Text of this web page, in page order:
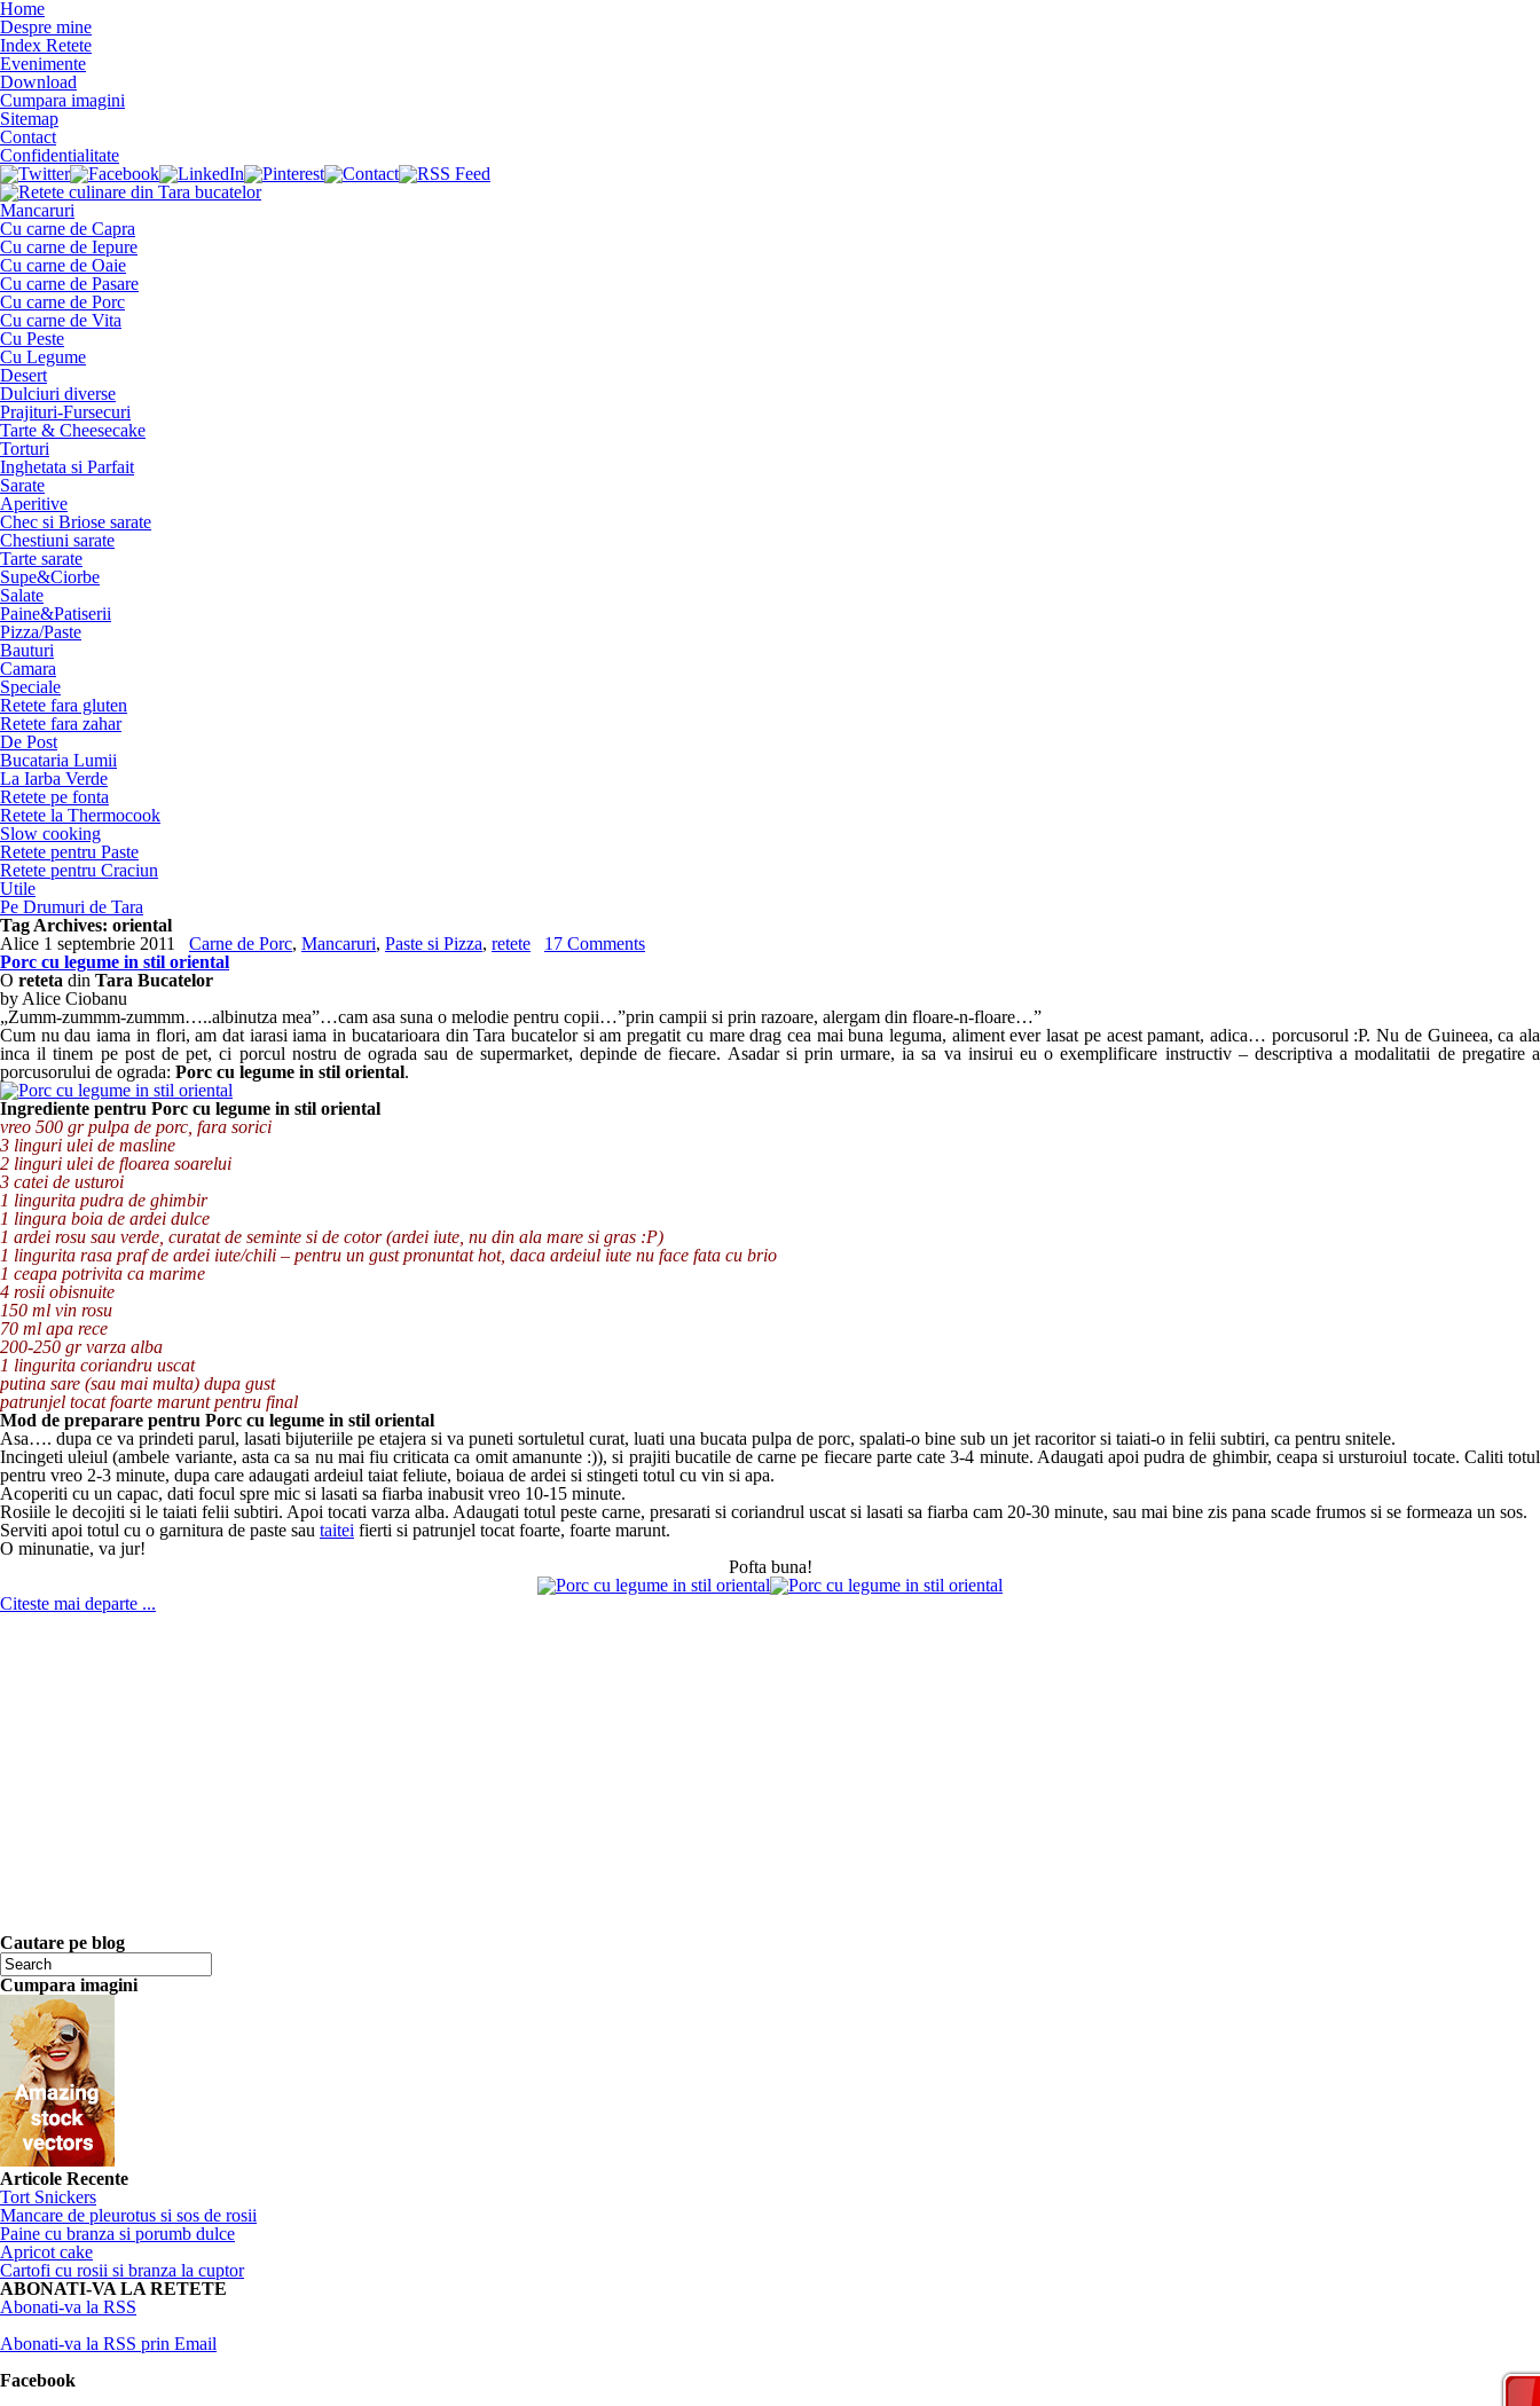
Home
Despre mine
Index Retete
Evenimente
Download
Cumpara imagini
Sitemap
Contact
Confidentialitate
Mancaruri
Cu carne de Capra
Cu carne de Iepure
Cu carne de Oaie
Cu carne de Pasare
Cu carne de Porc
Cu carne de Vita
Cu Peste
Cu Legume
Desert
Dulciuri diverse
Prajituri-Fursecuri
Tarte & Cheesecake
Torturi
Inghetata si Parfait
Sarate
Aperitive
Chec si Briose sarate
Chestiuni sarate
Tarte sarate
Supe&Ciorbe
Salate
Paine&Patiserii
Pizza/Paste
Bauturi
Camara
Speciale
Retete fara gluten
Retete fara zahar
De Post
Bucataria Lumii
La Iarba Verde
Retete pe fonta
Retete la Thermocook
Slow cooking
Retete pentru Paste
Retete pentru Craciun
Utile
Pe Drumuri de Tara
Tag Archives: oriental
Alice 1 septembrie 2011 Carne de Porc, Mancaruri, Paste si Pizza, retete
17 Comments
Porc cu legume in stil oriental
O reteta din Tara Bucatelor
by Alice Ciobanu
„Zumm-zummm-zummm…..albinutza mea”…cam asa suna o melodie pentru copii…”prin campii si prin razoare, alergam din floare-n-floare…”
Cum nu dau iama in flori, am dat iarasi iama in bucatarioara din Tara bucatelor si am pregatit cu mare drag cea mai buna leguma, aliment ever lasat pe acest pamant, adica… porcusorul :P. Nu de Guineea, ca ala
inca il tinem pe post de pet, ci porcul nostru de ograda sau de supermarket, depinde de fiecare. Asadar si prin urmare, ia sa va insirui eu o exemplificare instructiv – descriptiva a modalitatii de pregatire a
porcusorului de ograda: Porc cu legume in stil oriental.
Ingrediente pentru Porc cu legume in stil oriental
vreo 500 gr pulpa de porc, fara sorici
3 linguri ulei de masline
2 linguri ulei de floarea soarelui
3 catei de usturoi
1 lingurita pudra de ghimbir
1 lingura boia de ardei dulce
1 ardei rosu sau verde, curatat de seminte si de cotor (ardei iute, nu din ala mare si gras :P)
1 lingurita rasa praf de ardei iute/chili – pentru un gust pronuntat hot, daca ardeiul iute nu face fata cu brio
1 ceapa potrivita ca marime
4 rosii obisnuite
150 ml vin rosu
70 ml apa rece
200-250 gr varza alba
1 lingurita coriandru uscat
putina sare (sau mai multa) dupa gust
patrunjel tocat foarte marunt pentru final
Mod de preparare pentru Porc cu legume in stil oriental
Asa…. dupa ce va prindeti parul, lasati bijuteriile pe etajera si va puneti sortuletul curat, luati una bucata pulpa de porc, spalati-o bine sub un jet racoritor si taiati-o in felii subtiri, ca pentru snitele.
Incingeti uleiul (ambele variante, asta ca sa nu mai fiu criticata ca omit amanunte :)), si prajiti bucatile de carne pe fiecare parte cate 3-4 minute. Adaugati apoi pudra de ghimbir, ceapa si ursturoiul tocate. Caliti totul
pentru vreo 2-3 minute, dupa care adaugati ardeiul taiat feliute, boiaua de ardei si stingeti totul cu vin si apa.
Acoperiti cu un capac, dati focul spre mic si lasati sa fiarba inabusit vreo 10-15 minute.
Rosiile le decojiti si le taiati felii subtiri. Apoi tocati varza alba. Adaugati totul peste carne, presarati si coriandrul uscat si lasati sa fiarba cam 20-30 minute, sau mai bine zis pana scade frumos si se formeaza un sos.
Serviti apoi totul cu o garnitura de paste sau taitei fierti si patrunjel tocat foarte, foarte marunt.
O minunatie, va jur!
Pofta buna!
Citeste mai departe ...
Cautare pe blog
Cumpara imagini
Articole Recente
Tort Snickers
Mancare de pleurotus si sos de rosii
Paine cu branza si porumb dulce
Apricot cake
Cartofi cu rosii si branza la cuptor
ABONATI-VA LA RETETE
Abonati-va la RSS
Abonati-va la RSS prin Email
Facebook